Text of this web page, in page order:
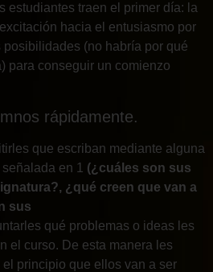
estudiantes traen el primer día: la
hacia el entusiasmo por
posibilidades (no habría por qué
para conseguir un comienzo
rápidamente.
que escriban mediante alguna
en 1 (¿cuáles son sus
¿qué creen que van a
sus
qué problemas o ideas les
el curso. De esta manera les
principio que ellos van a ser